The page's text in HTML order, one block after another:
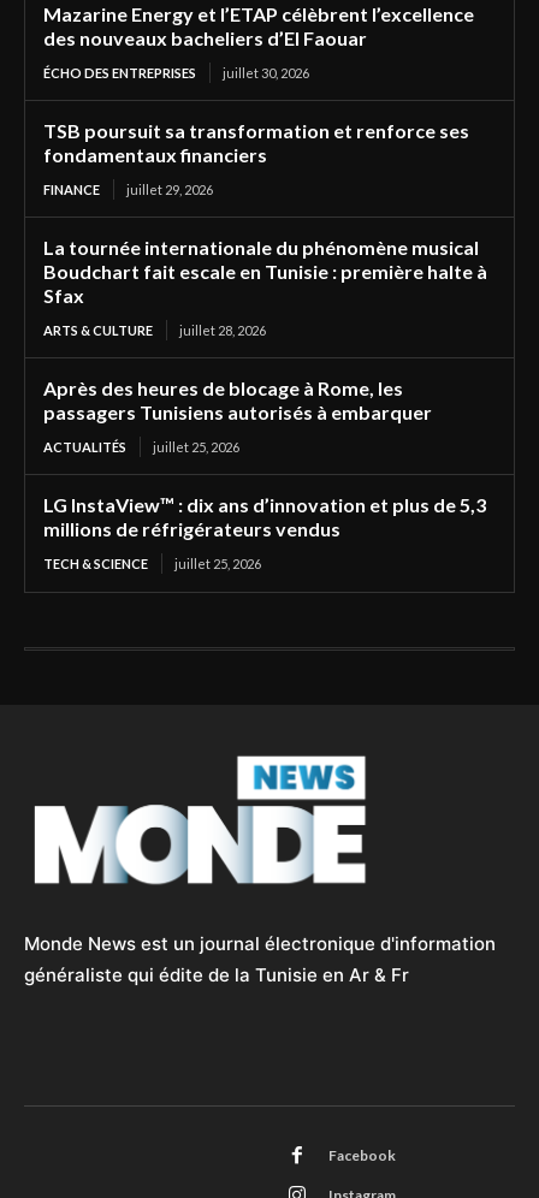
Mazarine Energy et l’ETAP célèbrent l’excellence
des nouveaux bacheliers d’El Faouar
ÉCHO DES ENTREPRISES juillet 30, 2026
TSB poursuit sa transformation et renforce ses
fondamentaux financiers
FINANCE juillet 29, 2026
La tournée internationale du phénomène musical
Boudchart fait escale en Tunisie : première halte à
Sfax
ARTS & CULTURE juillet 28, 2026
Après des heures de blocage à Rome, les
passagers Tunisiens autorisés à embarquer
ACTUALITÉS juillet 25, 2026
LG InstaView™ : dix ans d’innovation et plus de 5,3
millions de réfrigérateurs vendus
TECH & SCIENCE juillet 25, 2026
Monde News est un journal électronique d'information
généraliste qui édite de la Tunisie en Ar & Fr
Facebook